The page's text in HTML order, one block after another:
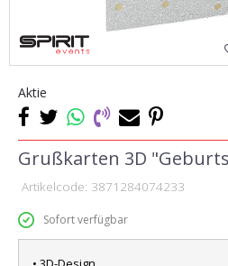
Aktie
Grußkarten 3D
Artikelcode: 3871284074233
Sofort verfügbar